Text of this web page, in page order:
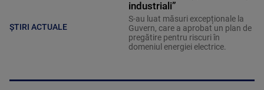
ȘTIRI ACTUALE
industriali”
S-au luat măsuri excepționale la
Guvern, care a aprobat un plan de
pregătire pentru riscuri în
domeniul energiei electrice.